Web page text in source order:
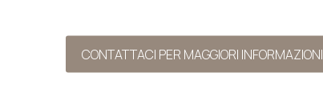
CONTATTACI PER MAGGIORI INFORMAZIONI